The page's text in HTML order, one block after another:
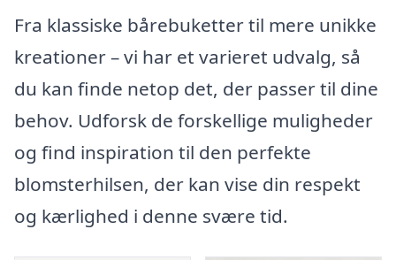
Fra klassiske bårebuketter til mere unikke
kreationer – vi har et varieret udvalg, så
du kan finde netop det, der passer til dine
behov. Udforsk de forskellige muligheder
og find inspiration til den perfekte
blomsterhilsen, der kan vise din respekt
og kærlighed i denne svære tid.